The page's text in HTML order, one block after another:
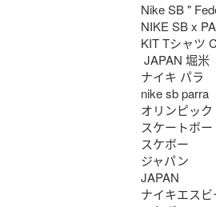
Nike SB "
NIKE SB x
KIT Tシャツ
ナイキ パラ
nike sb parra
オリンピック
スケートボー
スケボー
ジャパン
JAPAN
ナイキエスビ